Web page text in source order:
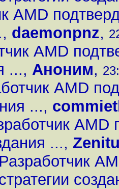
AMD
, daemonpnz,
AMD
..., Аноним,
AMD
...,
AMD
...,
Разработчик